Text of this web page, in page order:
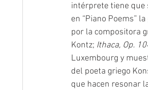
intérprete tiene que
en “Piano Poems”
por la compositora
Kontz; Ithaca, Op.
Luxembourg y
del poeta griego
que hacen resonar